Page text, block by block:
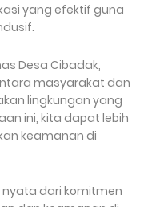
yang efektif guna
Desa Cibadak,
masyarakat dan
lingkungan yang
ini, kita dapat lebih
keamanan di
dari komitmen